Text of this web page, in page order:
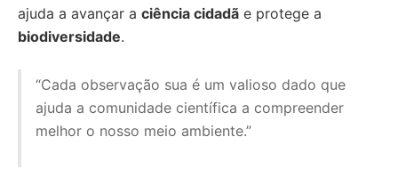
ajuda a avançar a ciência cidadã e protege a
biodiversidade.
“Cada observação sua é um valioso dado que
ajuda a comunidade científica a compreender
melhor o nosso meio ambiente.”